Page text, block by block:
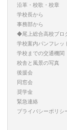
沿革・校歌・校章
学校長から
事務部から
◆尾上総合高校ブロ
学校案内パンフレッ
学校までの交通機関
校舎と風景の写真
後援会
同窓会
奨学金
緊急連絡
プライバシーポリシ